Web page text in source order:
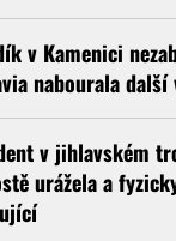
v Kamenici
nabourala další
v jihlavském
urážela a